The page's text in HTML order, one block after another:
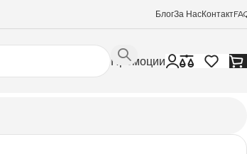
БлогЗа НасКонтакт
Промоции